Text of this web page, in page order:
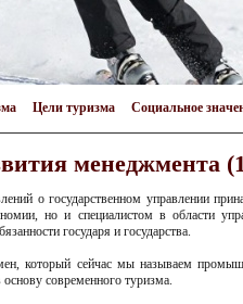
Цели туризма Социальное
менеджмента
о государственном управлении
но и специалистом в области
государя и государства.
который сейчас мы называем
современного туризма.